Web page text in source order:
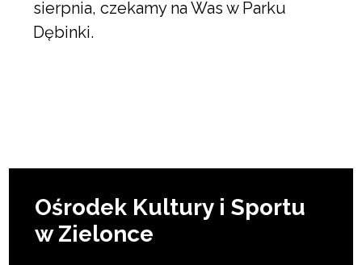
sierpnia, czekamy na Was w Parku
Dębinki.
Ośrodek Kultury i Sportu
w Zielonce